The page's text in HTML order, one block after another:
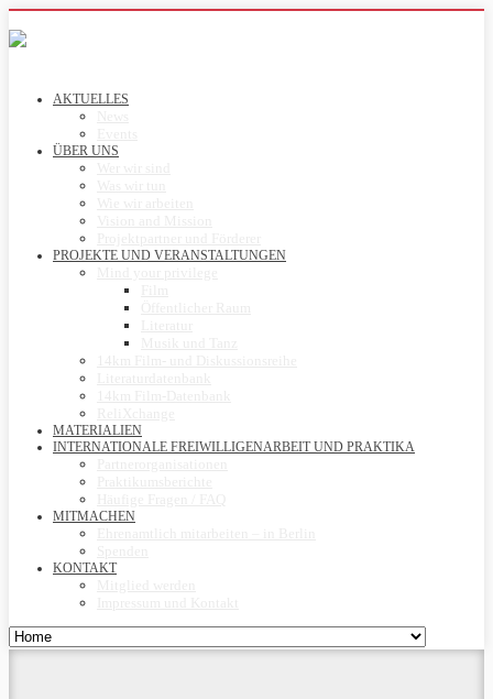
AKTUELLES
ÜBER UNS
PROJEKTE UND VERANSTALTUNGEN
MATERIALIEN
INTERNATIONALE FREIWILLIGENARBEIT UND PRAKTIKA
MITMACHEN
KONTAKT